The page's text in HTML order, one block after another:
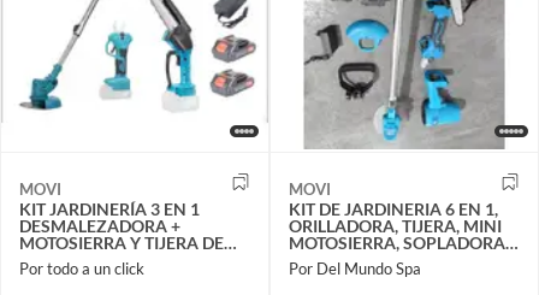
MOVI
KIT JARDINERÍA 3 EN 1
DESMALEZADORA +
MOTOSIERRA Y TIJERA DE
PODAR 48V USB
Por todo a un click
MOVI
KIT DE JARDINERIA 6 EN 1,
ORILLADORA, TIJERA, MINI
MOTOSIERRA, SOPLADORA,2
CORTA SETOS Y BRAZO
TELESCOPICO
Por Del Mundo Spa